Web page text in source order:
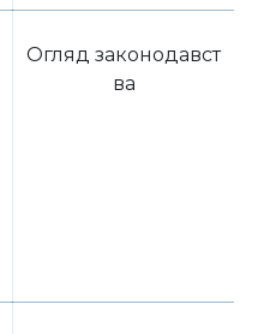
Огляд законодавст
ва